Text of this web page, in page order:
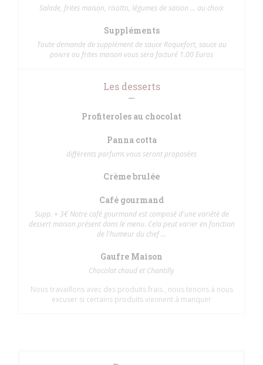
Salade, frites maison, risotto, légumes de saison ... au choix
Suppléments
Toute demande de supplément de sauce Roquefort, sauce au
poivre ou frites maison vous sera facturé 1.00 Euros
Les desserts
Profiteroles au chocolat
Panna cotta
différents parfums vous seront proposées
Crème brulée
Café gourmand
Supp. + 3€ Notre café gourmand est composé d'une variété de
dessert maison présent dans le menu. Cela peut varier en fonction
de l'humeur du chef ...
Gaufre Maison
Chocolat chaud et Chantilly
Nous travaillons avec des produits frais , nous tenons à nous
excuser si certains produits viennent à manquer